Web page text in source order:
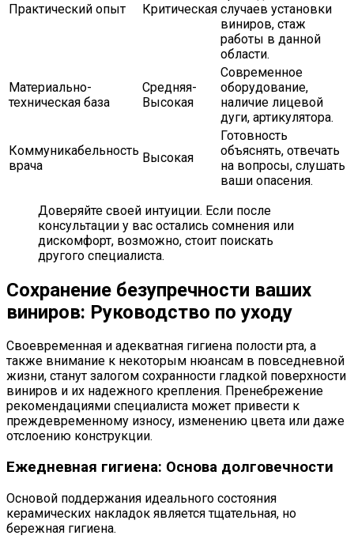
Практический опыт Критическая случаев установки
виниров, стаж
работы в данной
области.
Материально-
техническая база
Средняя-
Высокая
Современное
оборудование,
наличие лицевой
дуги, артикулятора.
Коммуникабельность
врача
Высокая
Готовность
объяснять, отвечать
на вопросы, слушать
ваши опасения.
Доверяйте своей интуиции. Если после
консультации у вас остались сомнения или
дискомфорт, возможно, стоит поискать
другого специалиста.
Сохранение безупречности ваших
виниров: Руководство по уходу
Своевременная и адекватная гигиена полости рта, а
также внимание к некоторым нюансам в повседневной
жизни, станут залогом сохранности гладкой поверхности
виниров и их надежного крепления. Пренебрежение
рекомендациями специалиста может привести к
преждевременному износу, изменению цвета или даже
отслоению конструкции.
Ежедневная гигиена: Основа долговечности
Основой поддержания идеального состояния
керамических накладок является тщательная, но
бережная гигиена.